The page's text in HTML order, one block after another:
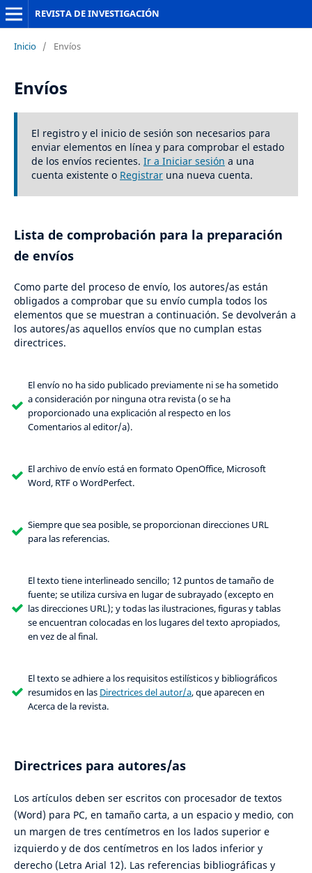
REVISTA DE INVESTIGACIÓN
Inicio / Envíos
Envíos
El registro y el inicio de sesión son necesarios para
enviar elementos en línea y para comprobar el estado
de los envíos recientes. Ir a Iniciar sesión a una
cuenta existente o Registraruna nueva cuenta.
Lista de comprobación para la preparación
de envíos
Como parte del proceso de envío, los autores/as están
obligados a comprobar que su envío cumpla todos los
elementos que se muestran a continuación. Se devolverán a
los autores/as aquellos envíos que no cumplan estas
directrices.
El envío no ha sido publicado previamente ni se ha sometido
a consideración por ninguna otra revista (o se ha
proporcionado una explicación al respecto en los
Comentarios al editor/a).
El archivo de envío está en formato OpenOffice, Microsoft
Word, RTF o WordPerfect.
Siempre que sea posible, se proporcionan direcciones URL
para las referencias.
El texto tiene interlineado sencillo; 12 puntos de tamaño de
fuente; se utiliza cursiva en lugar de subrayado (excepto en
las direcciones URL); y todas las ilustraciones, figuras y tablas
se encuentran colocadas en los lugares del texto apropiados,
en vez de al final.
El texto se adhiere a los requisitos estilísticos y bibliográficos
resumidos en las Directrices del autor/a, que aparecen en
Acerca de la revista.
Directrices para autores/as
Los artículos deben ser escritos con procesador de textos
(Word) para PC, en tamaño carta, a un espacio y medio, con
un margen de tres centímetros en los lados superior e
izquierdo y de dos centímetros en los lados inferior y
derecho (Letra Arial 12). Las referencias bibliográficas y